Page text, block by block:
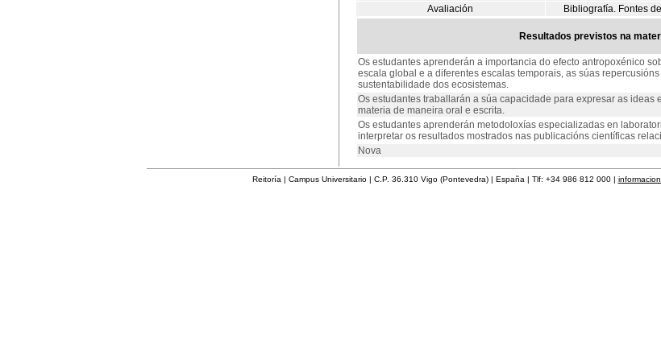
Avaliación
Bibliografía. Fontes
Resultados previstos na
Os estudantes aprenderán a importancia do efecto antropoxénico
escala global e a diferentes escalas temporais, as súas
sustentabilidade dos ecosistemas.
Os estudantes traballarán a súa capacidade para expresar as ideas
materia de maneira oral e escrita.
Os estudantes aprenderán metodoloxías especializadas en
interpretar os resultados mostrados nas publicacións científicas
Nova
Reitoría | Campus Universitario | C.P. 36.310 Vigo (Pontevedra) | España | Tlf: +34 986 812 000 |